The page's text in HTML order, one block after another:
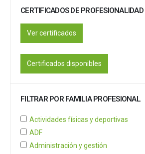
CERTIFICADOS DE PROFESIONALIDAD
Ver certificados
Certificados disponibles
FILTRAR POR FAMILIA PROFESIONAL
Actividades físicas y deportivas
ADF
Administración y gestión